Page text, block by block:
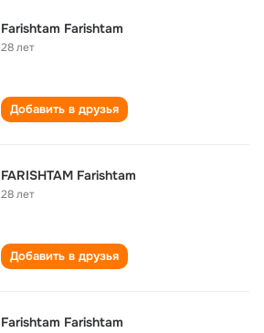
Farishtam Farishtam
28 лет
Добавить в друзья
FARISHTAM Farishtam
28 лет
Добавить в друзья
Farishtam Farishtam